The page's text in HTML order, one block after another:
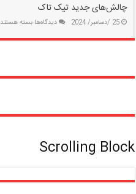
چالش‌های جدید تیک تاک
25 /دسامبر/ 2024 دیدگاه‌هابرای
جدید
بسته هستند
Scrolling Block